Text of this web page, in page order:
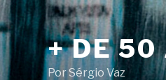
+ DE 50
Por Sérgio Vaz